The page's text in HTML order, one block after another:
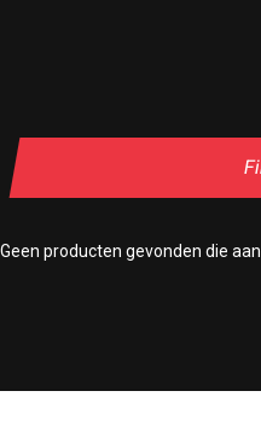
Geen producten gevonden die